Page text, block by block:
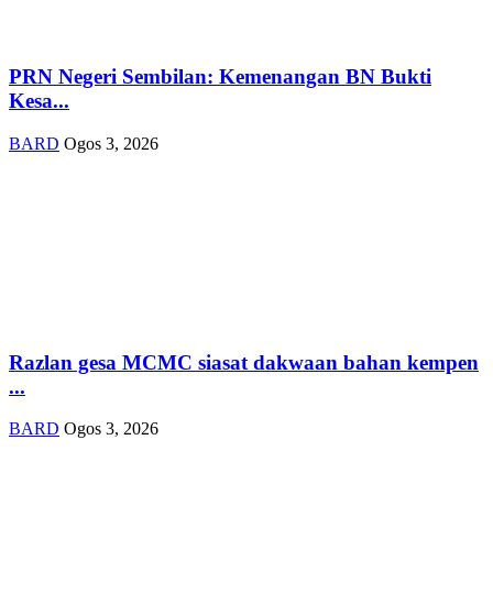
PRN Negeri Sembilan: Kemenangan BN Bukti
Kesa...
BARD Ogos 3, 2026
Razlan gesa MCMC siasat dakwaan bahan kempen
...
BARD Ogos 3, 2026